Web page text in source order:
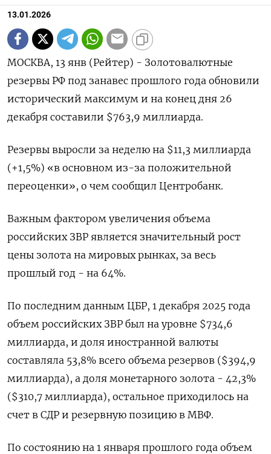
13.01.2026
МОСКВА, 13 янв (Рейтер) - Золотовалютные
резервы РФ под занавес прошлого года обновили
⁠исторический максимум и на конец дня 26
декабря составили $763,9 миллиарда.
Резервы ⁠выросли за ​неделю на $11,3 ⁠миллиарда
(+1,5%) «в основном из-за ⁠положительной
переоценки», о чем сообщил Центробанк.
Важным фактором ‌увеличения объема
российских ЗВР ‍является значительный рост
цены золота ‌на мировых рынках, за весь ​
прошлый год - на 64%.
По последним данным ЦБР, 1 декабря 2025 ⁠года
объем российских ‍ЗВР был на уровне $734,6
‌миллиарда, и доля иностранной валюты
составляла 53,8% всего объема резервов ($394,9
миллиарда), а доля монетарного золота - 42,3%
($310,7 миллиарда), ‍остальное приходилось ‍на
счет в СДР и резервную позицию ‍в МВФ.
По состоянию на 1 января прошлого года объем